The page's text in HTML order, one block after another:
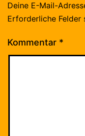
Deine E-Mail-
Erforderliche Felder
Kommentar *